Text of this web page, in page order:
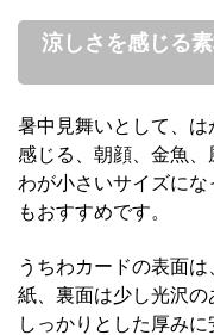
涼しさを感じる
暑中見舞いとして、 は
感じる、朝顔、金魚
わが小さいサイズにな
もおすすめです。
うちわカードの表面は
紙、裏面は少し光沢
しっかりとした厚みに